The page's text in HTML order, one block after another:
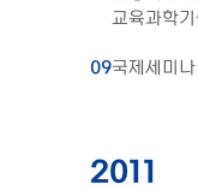
교육과학
09국제세미
2011